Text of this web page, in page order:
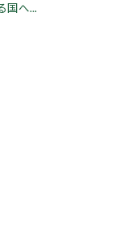
国へ...